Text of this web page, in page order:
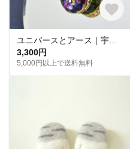
3,300円
5,000円以上で送料無料